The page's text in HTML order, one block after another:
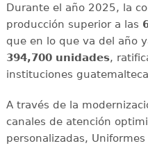
Durante el año 2025, la
producción superior a las
que en lo que va del año
394,700 unidades,
instituciones
A través de la
canales de atención
personalizadas,